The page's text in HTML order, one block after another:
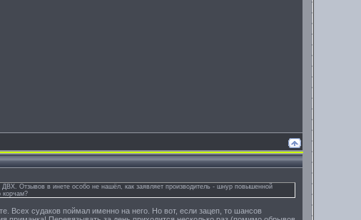
Отзывов в инете особо не нашёл, как заявляет производитель - шнур повышенной
корчам?
Всех судаков поймал именно на него. Но вот, если зацеп, то шансов